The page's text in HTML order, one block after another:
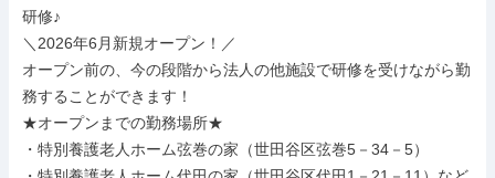
研修♪
＼2026年6月新規オープン！／
オープン前の、今の段階から法人の他施設で研修を受けながら勤
務することができます！
★オープンまでの勤務場所★
・特別養護老人ホーム弦巻の家（世田谷区弦巻5－34－5）